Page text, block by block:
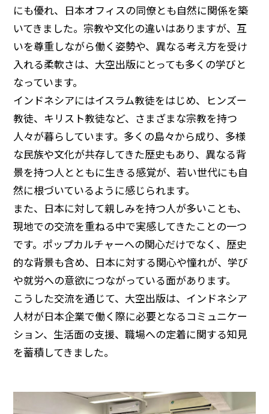
にも優れ、日本オフィスの同僚とも自然に関係を築
いてきました。宗教や文化の違いはありますが、互
いを尊重しながら働く姿勢や、異なる考え方を受け
入れる柔軟さは、大空出版にとっても多くの学びと
なっています。
インドネシアにはイスラム教徒をはじめ、ヒンズー
教徒、キリスト教徒など、さまざまな宗教を持つ
人々が暮らしています。多くの島々から成り、多様
な民族や文化が共存してきた歴史もあり、異なる背
景を持つ人とともに生きる感覚が、若い世代にも自
然に根づいているように感じられます。
また、日本に対して親しみを持つ人が多いことも、
現地での交流を重ねる中で実感してきたことの一つ
です。ポップカルチャーへの関心だけでなく、歴史
的な背景も含め、日本に対する関心や憧れが、学び
や就労への意欲につながっている面があります。
こうした交流を通じて、大空出版は、インドネシア
人材が日本企業で働く際に必要となるコミュニケー
ション、生活面の支援、職場への定着に関する知見
を蓄積してきました。